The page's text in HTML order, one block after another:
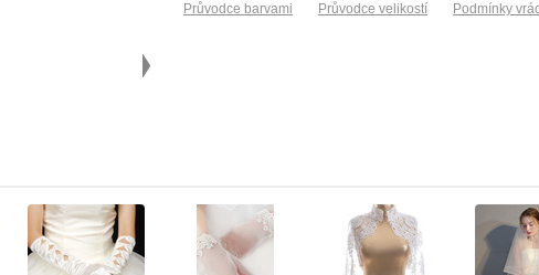
Průvodce barvami
Průvodce velikostí Podmínky